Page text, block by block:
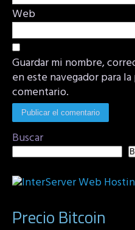
Web
Guardar mi nombre,
en este navegador para
comentario.
Buscar
Precio Bitcoin